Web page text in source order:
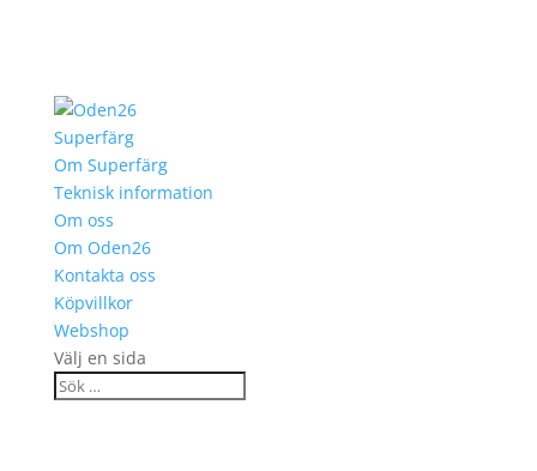
Superfärg
Om Superfärg
Teknisk information
Om oss
Om Oden26
Kontakta oss
Köpvillkor
Webshop
Välj en sida